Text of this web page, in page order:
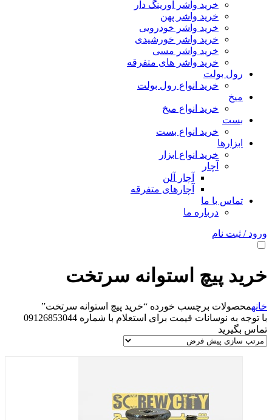
خرید واشر اورینگ دار
خرید واشر پهن
خرید واشر خودرویی
خرید واشر خورشیدی
خرید واشر مسی
خرید واشر های متفرقه
رول بولت
خرید انواع رول بولت
میخ
خرید انواع میخ
بست
خرید انواع بست
ابزارها
خرید انواع ابزار
آچار
آچار آلن
آچارهای متفرقه
تماس با ما
درباره ما
ورود / ثبت نام
خرید پیچ استوانه سرتخت
خانهمحصولات برچسب خورده “خرید پیچ استوانه سرتخت”
با توجه به نوسانات قیمت برای استعلام با شماره 09126853044
تماس بگیرید